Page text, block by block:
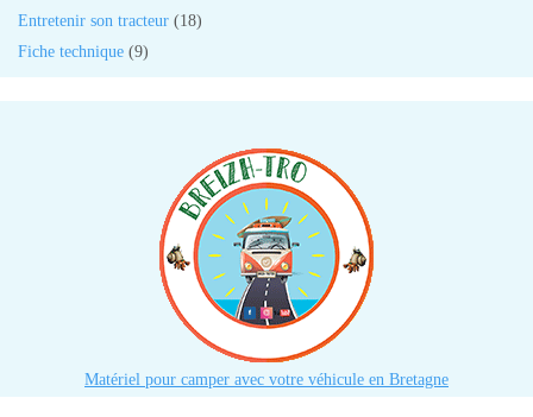
Entretenir son tracteur (18)
Fiche technique (9)
Matériel pour camper avec votre véhicule en Bretagne